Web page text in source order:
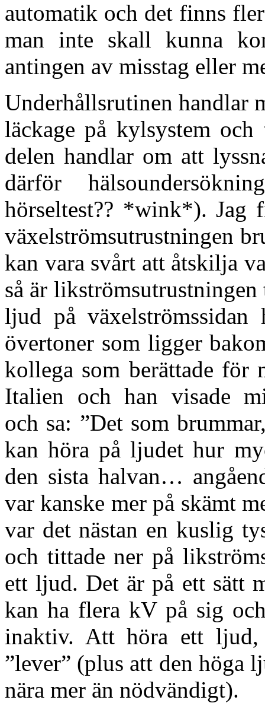
automatik och det finns
man inte skall kunna
antingen av misstag eller
Underhållsrutinen handlar
läckage på kylsystem och
delen handlar om att
därför
hörseltest?? *wink*). Jag
växelströmsutrustningen
kan vara svårt att åtskilja
så är
ljud på
övertoner som ligger
kollega som berättade för
Italien och han visade
och sa: ”Det som
kan höra på ljudet hur
den sista halvan…
var kanske mer på skämt
var det nästan en kuslig
och tittade ner på
ett ljud. Det är på ett sätt
kan ha flera kV på sig
inaktiv. Att höra ett ljud,
”lever” (plus att den höga
nära mer än nödvändigt).